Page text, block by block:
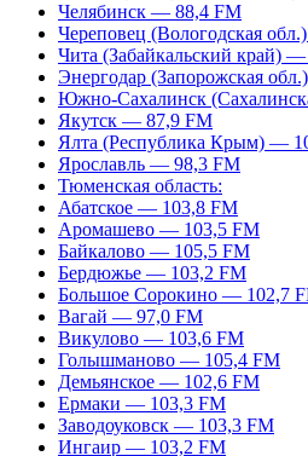
Челябинск — 88,4 FM
Череповец (Вологодская
Чита (Забайкальский край)
Энергодар (Запорожская
Южно-Сахалинск
Якутск — 87,9 FM
Ялта (Республика Крым) —
Ярославль — 98,3 FM
Тюменская область:
Абатское — 103,8 FM
Аромашево — 103,5 FM
Байкалово — 105,5 FM
Бердюжье — 103,2 FM
Большое Сорокино — 102,7
Вагай — 97,0 FM
Викулово — 103,6 FM
Голышманово — 105,4 FM
Демьянское — 102,6 FM
Ермаки — 103,3 FM
Заводоуковск — 103,3 FM
Ингаир — 103,2 FM